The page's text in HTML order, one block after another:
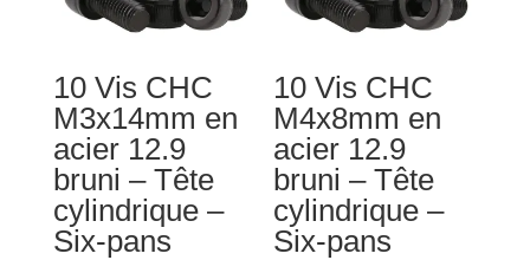
bruni
Tête
cylindrique
-
Six-
pans
fraisée
-
Six-
pans
10 Vis CHC
M3x14mm en
acier 12.9
bruni – Tête
cylindrique –
Six-pans
10 Vis CHC
M4x8mm en
acier 12.9
bruni – Tête
cylindrique –
Six-pans